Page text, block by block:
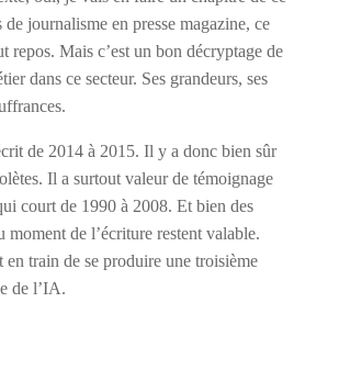
journalisme en presse magazine, ce
repos. Mais c’est un bon décryptage de
dans ce secteur. Ses grandeurs, ses
de 2014 à 2015. Il y a donc bien sûr
Il a surtout valeur de témoignage
court de 1990 à 2008. Et bien des
moment de l’écriture restent valable.
en train de se produire une troisième
de l’IA.